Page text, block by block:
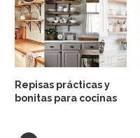
Repisas prácticas y
bonitas para cocinas